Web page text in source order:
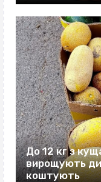
До 12 кг з
вирощують
коштують